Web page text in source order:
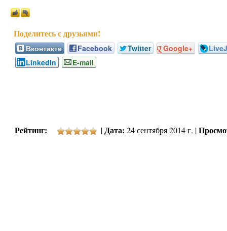
Вконтакте Facebook Twitter Google+
LinkedIn
E-mail
Рейтинг: |Дата: 24 сентября 2014 г. |